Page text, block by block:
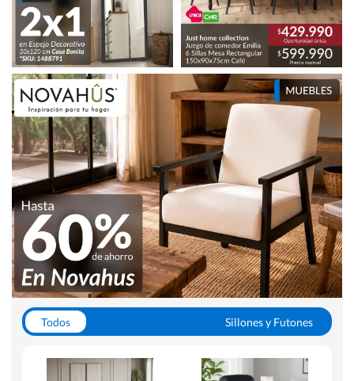
Todos
Sillones y Futones
Escritorios y Sillas PC
Racks y Muebles TV